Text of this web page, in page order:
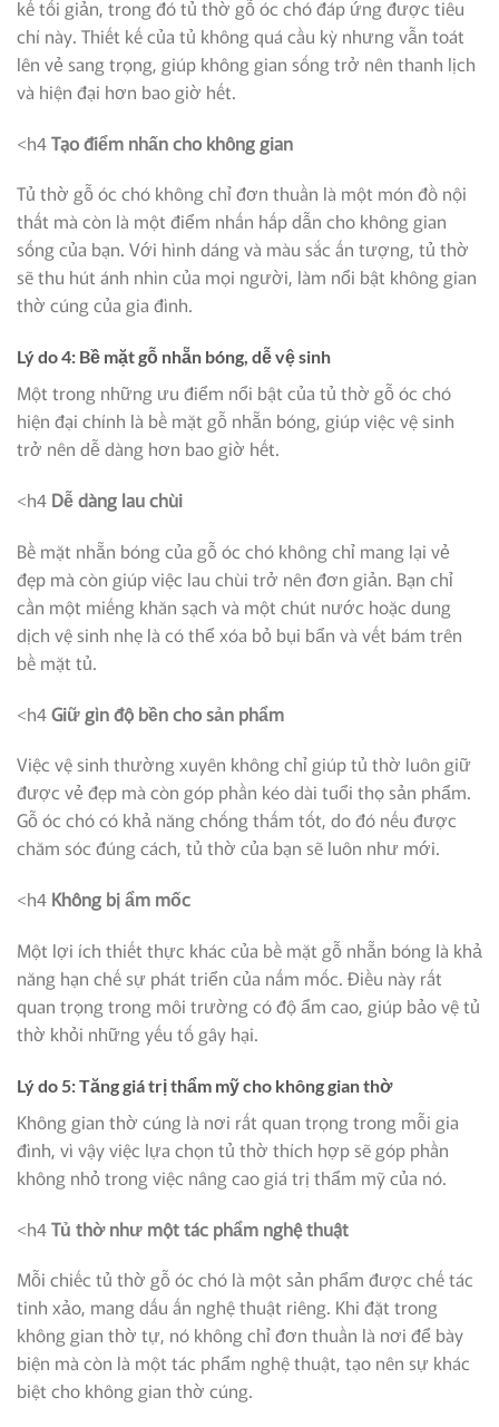
kế tối giản, trong đó tủ thờ gỗ óc chó đáp ứng được tiêu
chí này. Thiết kế của tủ không quá cầu kỳ nhưng vẫn toát
lên vẻ sang trọng, giúp không gian sống trở nên thanh lịch
và hiện đại hơn bao giờ hết.
<h4Tạo điểm nhấn cho không gian
Tủ thờ gỗ óc chó không chỉ đơn thuần là một món đồ nội
thất mà còn là một điểm nhấn hấp dẫn cho không gian
sống của bạn. Với hình dáng và màu sắc ấn tượng, tủ thờ
sẽ thu hút ánh nhìn của mọi người, làm nổi bật không gian
thờ cúng của gia đình.
Lý do 4: Bề mặt gỗ nhẵn bóng, dễ vệ sinh
Một trong những ưu điểm nổi bật của tủ thờ gỗ óc chó
hiện đại chính là bề mặt gỗ nhẵn bóng, giúp việc vệ sinh
trở nên dễ dàng hơn bao giờ hết.
<h4 Dễ dàng lau chùi
Bề mặt nhẵn bóng của gỗ óc chó không chỉ mang lại vẻ
đẹp mà còn giúp việc lau chùi trở nên đơn giản. Bạn chỉ
cần một miếng khăn sạch và một chút nước hoặc dung
dịch vệ sinh nhẹ là có thể xóa bỏ bụi bẩn và vết bám trên
bề mặt tủ.
<h4Giữ gìn độ bền cho sản phẩm
Việc vệ sinh thường xuyên không chỉ giúp tủ thờ luôn giữ
được vẻ đẹp mà còn góp phần kéo dài tuổi thọ sản phẩm.
Gỗ óc chó có khả năng chống thấm tốt, do đó nếu được
chăm sóc đúng cách, tủ thờ của bạn sẽ luôn như mới.
<h4 Không bị ẩm mốc
Một lợi ích thiết thực khác của bề mặt gỗ nhẵn bóng là khả
năng hạn chế sự phát triển của nấm mốc. Điều này rất
quan trọng trong môi trường có độ ẩm cao, giúp bảo vệ tủ
thờ khỏi những yếu tố gây hại.
Lý do 5: Tăng giá trị thẩm mỹ cho không gian thờ
Không gian thờ cúng là nơi rất quan trọng trong mỗi gia
đình, vì vậy việc lựa chọn tủ thờ thích hợp sẽ góp phần
không nhỏ trong việc nâng cao giá trị thẩm mỹ của nó.
<h4Tủ thờ như một tác phẩm nghệ thuật
Mỗi chiếc tủ thờ gỗ óc chó là một sản phẩm được chế tác
tinh xảo, mang dấu ấn nghệ thuật riêng. Khi đặt trong
không gian thờ tự, nó không chỉ đơn thuần là nơi để bày
biện mà còn là một tác phẩm nghệ thuật, tạo nên sự khác
biệt cho không gian thờ cúng.